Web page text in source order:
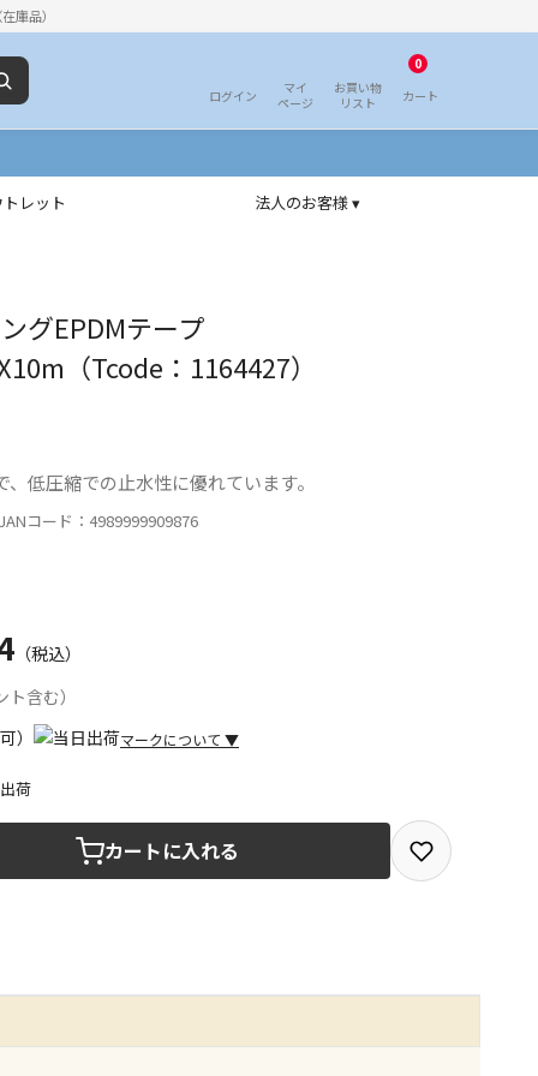
庫品）
ログイン
マイ
ページ
お買い物
リスト
0
カート
レット 法人のお客様 ▾
グEPDMテープ
（Tcode：1164427）
低圧縮での止水性に優れています。
コード：4989999909876
（税込）
含む）
マークについて ▼
を選択できる商品です
で受取ができる商品です（宅配便でのお届けができませ
荷
カートに入れる